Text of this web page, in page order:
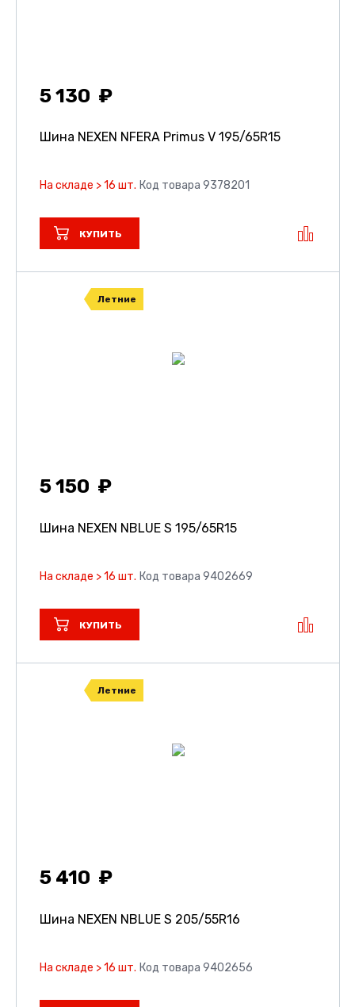
5 130
Шина NEXEN NFERA Primus V 195/65R15
На складе > 16 шт. Код товара 9378201
КУПИТЬ
Летние
5 150
Шина NEXEN NBLUE S 195/65R15
На складе > 16 шт. Код товара 9402669
КУПИТЬ
Летние
5 410
Шина NEXEN NBLUE S 205/55R16
На складе > 16 шт. Код товара 9402656